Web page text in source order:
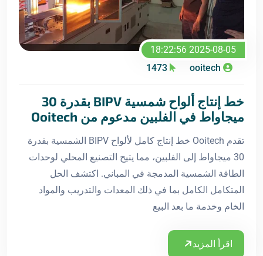
2025-08-05 18:22:56
ooitech
1473
خط إنتاج ألواح شمسية BIPV بقدرة 30
ميجاواط في الفلبين مدعوم من Ooitech
تقدم Ooitech خط إنتاج كامل لألواح BIPV الشمسية بقدرة
30 ميجاواط إلى الفلبين، مما يتيح التصنيع المحلي لوحدات
الطاقة الشمسية المدمجة في المباني. اكتشف الحل
المتكامل الكامل بما في ذلك المعدات والتدريب والمواد
الخام وخدمة ما بعد البيع
اقرأ المزيد